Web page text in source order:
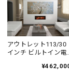
上品な雰囲気を
暖かくしてくれ
晴らしい商品で
この度
足いた
アウトレット113/30
インチ ビルトイン電
VF2927L /ＳＲ展示